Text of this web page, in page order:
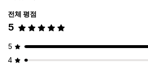
전체 평점
5
5
4